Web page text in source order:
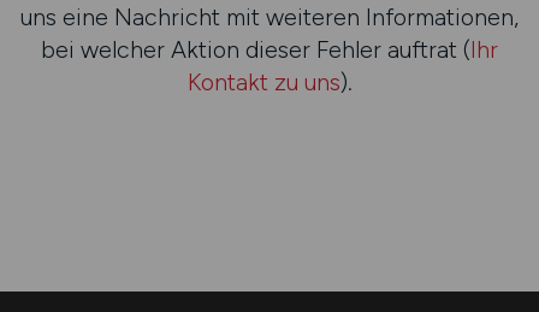
uns eine Nachricht mit weiteren Informationen,
bei welcher Aktion dieser Fehler auftrat (Ihr
Kontakt zu uns).